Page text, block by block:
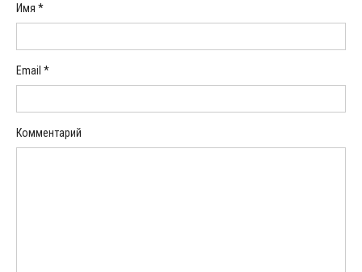
Имя *
Email *
Комментарий